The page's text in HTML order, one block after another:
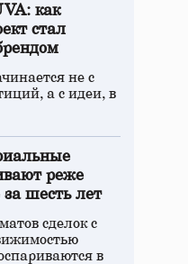
как
стал
не с
а с идеи, в
реже
шесть лет
сделок с
в